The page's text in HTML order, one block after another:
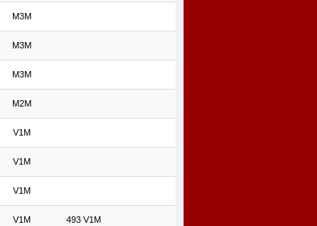
M3M
M3M
M3M
M2M
V1M
V1M
V1M
V1M 493 V1M